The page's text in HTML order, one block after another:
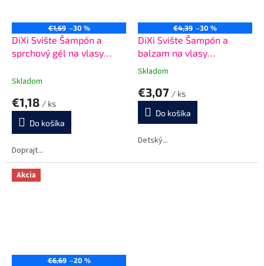
€1,69 –30 %
DiXi Svište Šampón a
sprchový gél na vlasy
malín 100 ml
Skladom
€1,18 / ks
Do košíka
Doprajt...
€4,39 –30 %
DiXi Svište Šampón a
balzam na vlasy
Šťavnatosť jahôdok a
Priemerné
produktu
5,0
5
Skladom
€3,07 / ks
Do košíka
Detský...
Akcia
€6,69 –20 %